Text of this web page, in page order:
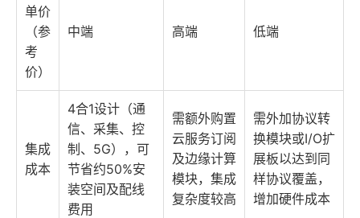
单价
（参
考
价）
中端 高端 低端
集成
成本
4合1设计（通
信、采集、控
制、5G），可
节省约50%安
装空间及配线
费用
需额外购置
云服务订阅
及边缘计算
模块，集成
复杂度较高
需外加协议转
换模块或I/O扩
展板以达到同
样协议覆盖，
增加硬件成本